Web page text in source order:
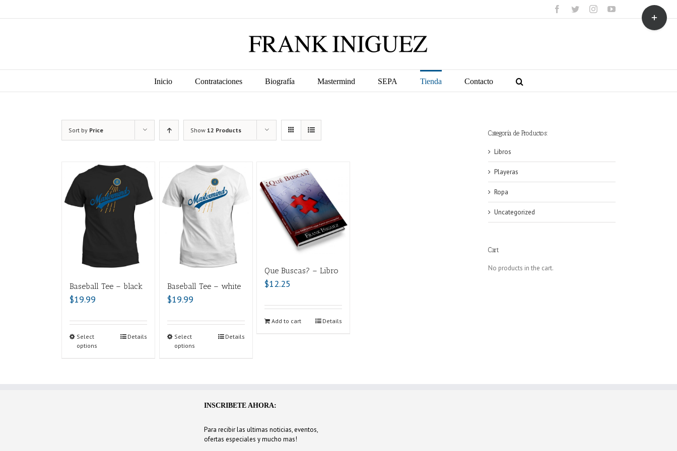
facebook
twitterinstagramyoutube
for:
Inicio
Contrataciones Biografía Mastermind SEPA Tienda Contacto
Sort by Price Show 12 Products
Baseball Tee – black
$19.99
Select
options
Details
Baseball Tee – white
$19.99
Select
options
Details
Que Buscas? – Libro
$12.25
Add to cart Details
Categoría de Productos:
Libros
Playeras
Ropa
Uncategorized
Cart
No products in the cart.
INSCRIBETE AHORA:
Para recibir las ultimas noticias, eventos,
ofertas especiales y mucho mas!
Toggle
Sliding
Bar